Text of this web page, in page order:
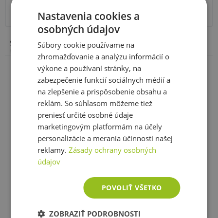
detoxikaci.
prospěšné také proonkologické pacienty
zmírňuje následky radioterapie.
Doporučené dávkování: Užívejte 1 kapsli denně, zapijte
dostatečným množstvím vody.
Užívejte společně s lehce stravitelným cukrem
(hroznovým) a dbejte na dostatečný příjem vitamínů
skupiny B.
: 80 kapslí
Denní dávka: 1 kapsle
Počet dávek v balení: 80
: Viz obal
Složení:sojový olej, antioxidant (extrakt bohatý na
tokoferol), tobolka (želatina, zvlhčující látka glycerol),
pitná voda, barviva (fosforečnany vápenaté, oxidy železa
a hydroxidy železa), ostropestřec mariánský extrakt
semena 29%.Vyrobeno v závodě, který vyrábí
potraviny obsahující mléko, vejce, lepek, sóju,
arašídy, ořechy, celer, ryby, korýše, měkkýše a oxid
siřičitý.
Zobraziť celé parametre
Ešte ste si nevybrali?
Doporučujeme Vám podobné produkty
Nastavenia cookies a
osobných údajov
Súbory cookie používame na
zhromažďovanie a analýzu informácií o
výkone a používaní stránky, na
zabezpečenie funkcií sociálnych médií a
na zlepšenie a prispôsobenie obsahu a
reklám. So súhlasom môžeme tiež
preniesť určité osobné údaje
marketingovým platformám na účely
personalizácie a merania účinnosti našej
reklamy.Zásady ochrany osobných
údajov
POVOLIŤ VŠETKO
ZOBRAZIŤ PODROBNOSTI